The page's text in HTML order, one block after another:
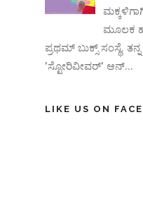
ಮೂಲಕ
ಪ್ರಥಮ್ ಬುಕ್ಸ್ ಸಂಸ್ಥೆ.
'ಸ್ಟೋರಿವೀವರ್' ಆನ್‌...
LIKE US ON